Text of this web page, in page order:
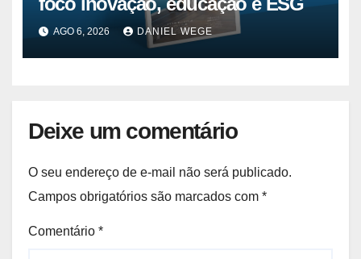
AGO 6, 2026 DANIEL WEGE
Deixe um comentário
O seu endereço de e-mail não será publicado.
Campos obrigatórios são marcados com *
Comentário *